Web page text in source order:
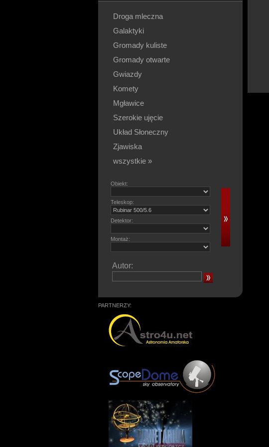
Droga mleczna
Galaktyki
Gromady kuliste
Gromady otwarte
Gwiazdy
Komety
Mgławice
Szerokie ujęcie
Układ Słoneczny
Zjawiska
wszystkie »
Obiekt:
Teleskop:
Detektor:
Montaż:
Autor:
PARTNERZY: